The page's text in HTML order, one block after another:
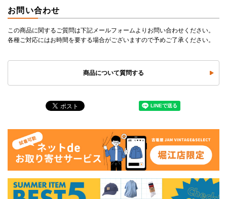
お問い合わせ
この商品に関するご質問は下記メールフォームよりお問い合わせください。
各種ご対応にはお時間を要する場合がございますので予めご了承ください。
商品について質問する